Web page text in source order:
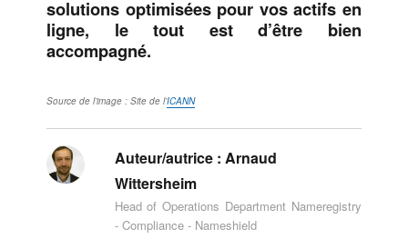
solutions optimisées pour vos actifs en
ligne, le tout est d’être bien
accompagné.
Source de l’image : Site de l’ICANN
Auteur/autrice : Arnaud
Wittersheim
Head of Operations Department Nameregistry
- Compliance - Nameshield